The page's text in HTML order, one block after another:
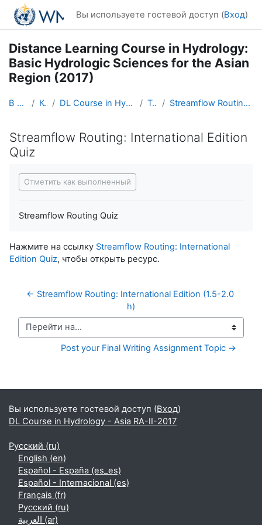
Перейти к основному содержанию
Вы используете гостевой доступ (Вход)
Distance Learning Course in Hydrology:
Basic Hydrologic Sciences for the Asian
Region (2017)
В начало Курсы DL Course in Hydrology - Asia RA-II-2017 Topic 5 Streamflow Routing: International Edition Quiz
Streamflow Routing: International Edition
Quiz
Отметить как выполненный
Streamflow Routing Quiz
Нажмите на ссылку Streamflow Routing: International
Edition Quiz, чтобы открыть ресурс.
← Streamflow Routing: International Edition (1.5-2.0
h)
Перейти на...
Post your Final Writing Assignment Topic →
Дополнительные блоки
Вы используете гостевой доступ (Вход)
DL Course in Hydrology - Asia RA-II-2017
Русский ‎(ru)‎
English ‎(en)‎
Español - España ‎(es_es)‎
Español - Internacional ‎(es)‎
Français ‎(fr)‎
Русский ‎(ru)‎
العربية ‎(ar)‎